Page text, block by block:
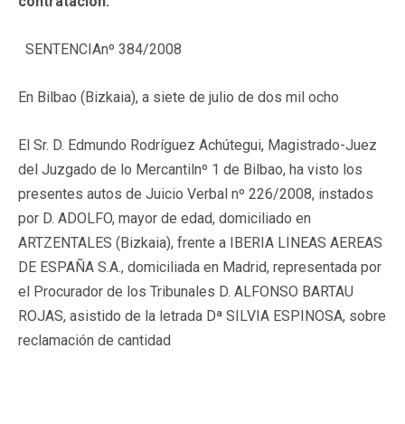
SENTENCIAnº 384/2008
En Bilbao (Bizkaia), a siete de julio de dos mil ocho
El Sr. D. Edmundo Rodríguez Achútegui, Magistrado-Juez
del Juzgado de lo Mercantilnº 1 de Bilbao, ha visto los
presentes autos de Juicio Verbal nº 226/2008, instados
por D. ADOLFO, mayor de edad, domiciliado en
ARTZENTALES (Bizkaia), frente a IBERIA LINEAS AEREAS
DE ESPAÑA S.A., domiciliada en Madrid, representada por
el Procurador de los Tribunales D. ALFONSO BARTAU
ROJAS, asistido de la letrada Dª SILVIA ESPINOSA, sobre
reclamación de cantidad